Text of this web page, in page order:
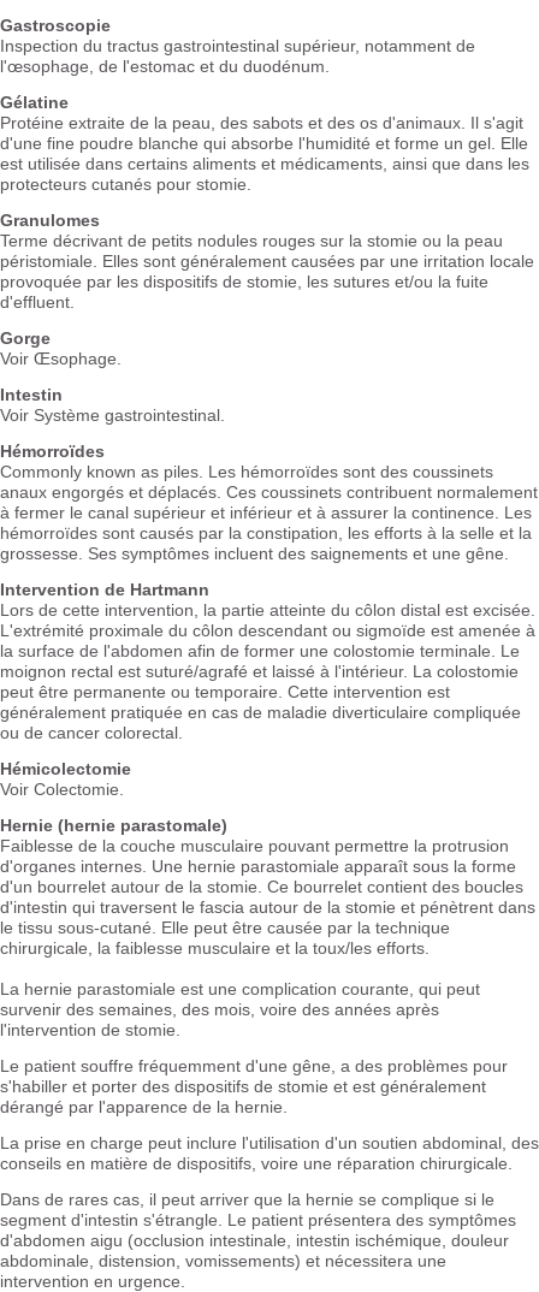
Gastroscopie
Inspection du tractus gastrointestinal supérieur, notamment de
l'œsophage, de l'estomac et du duodénum.
Gélatine
Protéine extraite de la peau, des sabots et des os d'animaux. Il s'agit
d'une fine poudre blanche qui absorbe l'humidité et forme un gel. Elle
est utilisée dans certains aliments et médicaments, ainsi que dans les
protecteurs cutanés pour stomie.
Granulomes
Terme décrivant de petits nodules rouges sur la stomie ou la peau
péristomiale. Elles sont généralement causées par une irritation locale
provoquée par les dispositifs de stomie, les sutures et/ou la fuite
d'effluent.
Gorge
Voir Œsophage.
Intestin
Voir Système gastrointestinal.
Hémorroïdes
Commonly known as piles. Les hémorroïdes sont des coussinets
anaux engorgés et déplacés. Ces coussinets contribuent normalement
à fermer le canal supérieur et inférieur et à assurer la continence. Les
hémorroïdes sont causés par la constipation, les efforts à la selle et la
grossesse. Ses symptômes incluent des saignements et une gêne.
Intervention de Hartmann
Lors de cette intervention, la partie atteinte du côlon distal est excisée.
L'extrémité proximale du côlon descendant ou sigmoïde est amenée à
la surface de l'abdomen afin de former une colostomie terminale. Le
moignon rectal est suturé/agrafé et laissé à l'intérieur. La colostomie
peut être permanente ou temporaire. Cette intervention est
généralement pratiquée en cas de maladie diverticulaire compliquée
ou de cancer colorectal.
Hémicolectomie
Voir Colectomie.
Hernie (hernie parastomale)
Faiblesse de la couche musculaire pouvant permettre la protrusion
d'organes internes. Une hernie parastomiale apparaît sous la forme
d'un bourrelet autour de la stomie. Ce bourrelet contient des boucles
d'intestin qui traversent le fascia autour de la stomie et pénètrent dans
le tissu sous-cutané. Elle peut être causée par la technique
chirurgicale, la faiblesse musculaire et la toux/les efforts.
La hernie parastomiale est une complication courante, qui peut
survenir des semaines, des mois, voire des années après
l'intervention de stomie.
Le patient souffre fréquemment d'une gêne, a des problèmes pour
s'habiller et porter des dispositifs de stomie et est généralement
dérangé par l'apparence de la hernie.
La prise en charge peut inclure l'utilisation d'un soutien abdominal, des
conseils en matière de dispositifs, voire une réparation chirurgicale.
Dans de rares cas, il peut arriver que la hernie se complique si le
segment d'intestin s'étrangle. Le patient présentera des symptômes
d'abdomen aigu (occlusion intestinale, intestin ischémique, douleur
abdominale, distension, vomissements) et nécessitera une
intervention en urgence.